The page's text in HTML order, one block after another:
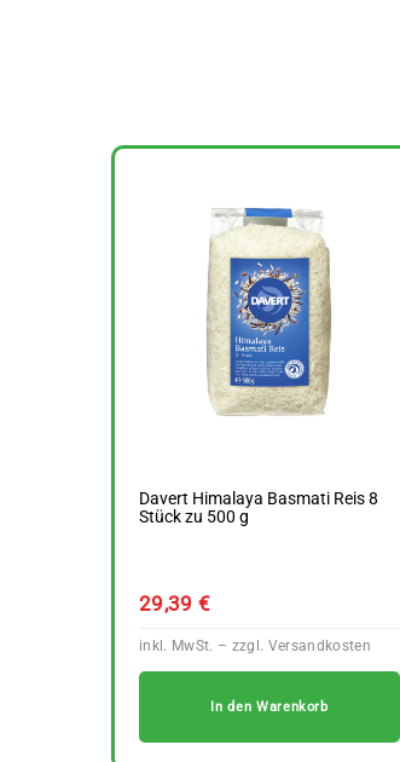
Davert Himalaya Basmati Reis 8
Stück zu 500 g
29,39€
In den Warenkorb